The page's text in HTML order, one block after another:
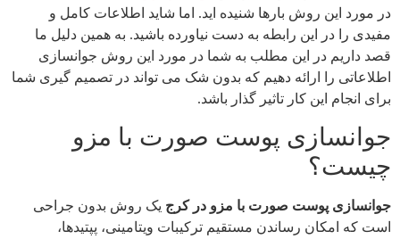
در مورد این روش بارها شنیده اید. اما شاید اطلاعات کامل و
مفیدی را در این رابطه به دست نیاورده باشید. به همین دلیل ما
قصد داریم در این مطلب به شما در مورد این روش جوانسازی
اطلاعاتی را ارائه دهیم که بدون شک می تواند در تصمیم گیری شما
برای انجام این کار تاثیر گذار باشد.
جوانسازی پوست صورت با مزو
چیست؟
جوانسازی پوست صورت با مزو در کرج یک روش بدون جراحی
است که امکان رساندن مستقیم ترکیبات ویتامینی، پپتیدها،